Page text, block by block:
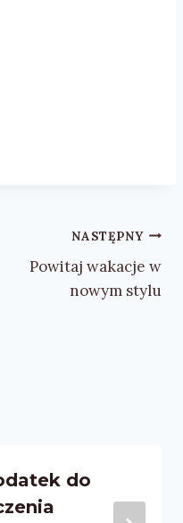
NASTĘPNY
Powitaj wakacje w
nowym stylu
do